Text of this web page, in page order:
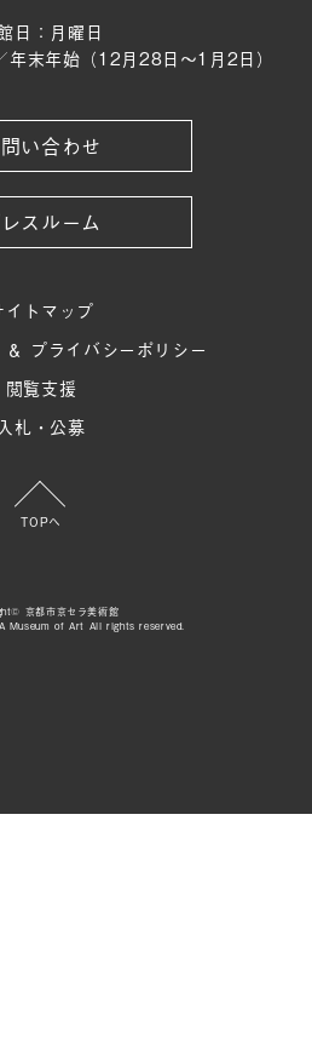
日：月曜日
末年始（12月28日〜1月2日）
い合わせ
スルーム
イトマップ
プライバシーポリシー
閲覧支援
入札・公募
TOPへ
京都市京セラ美術館
Museum of Art All rights reserved.